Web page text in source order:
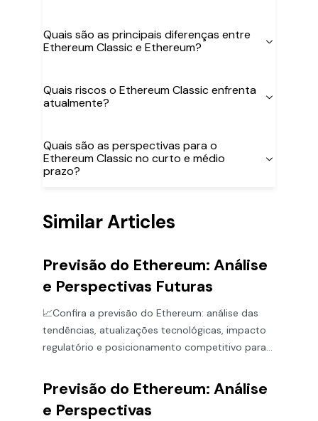
Quais são as principais diferenças entre
Ethereum Classic e Ethereum?
Quais riscos o Ethereum Classic enfrenta
atualmente?
Quais são as perspectivas para o
Ethereum Classic no curto e médio
prazo?
Similar Articles
Previsão do Ethereum: Análise
e Perspectivas Futuras
📈Confira a previsão do Ethereum: análise das
tendências, atualizações tecnológicas, impacto
regulatório e posicionamento competitivo para
Previsão do Ethereum: Análise
e Perspectivas